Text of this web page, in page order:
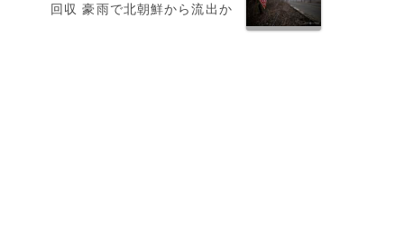
回収 豪雨で北朝鮮から流出か